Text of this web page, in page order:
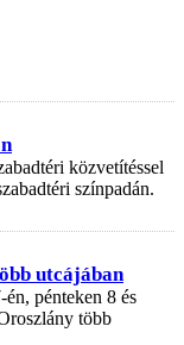
közvetítéssel
színpadán.
utcájában
pénteken 8 és
több